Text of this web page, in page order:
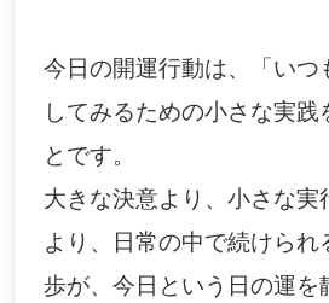
今日の開運行動は、「いつ
してみるための小さな実践
とです。
大きな決意より、小さな実
より、日常の中で続けられ
歩が、今日という日の運を